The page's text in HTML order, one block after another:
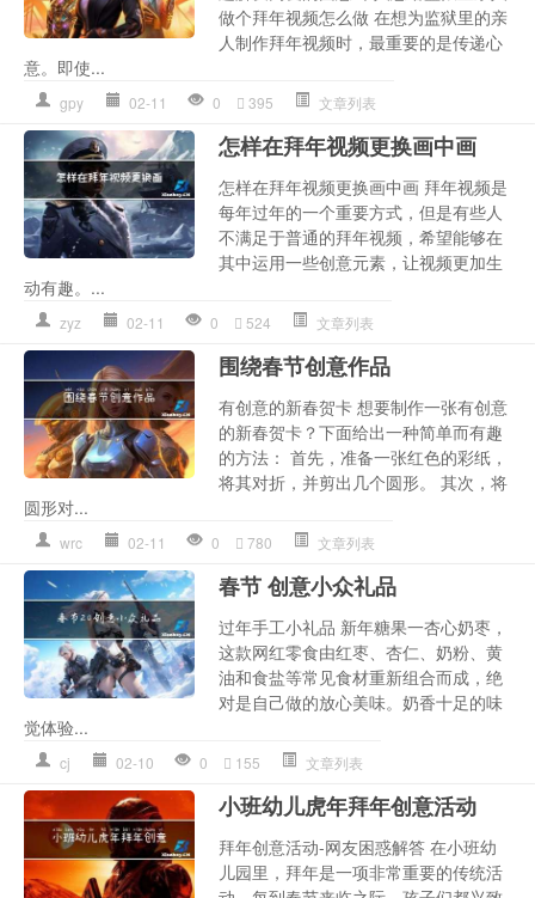
做个拜年视频怎么做 在想为监狱里的亲
人制作拜年视频时，最重要的是传递心
意。即使...
gpy 02-11 0 395 文章列表
怎样在拜年视频更换画中画
怎样在拜年视频更换画中画 拜年视频是
每年过年的一个重要方式，但是有些人
不满足于普通的拜年视频，希望能够在
其中运用一些创意元素，让视频更加生
动有趣。...
zyz 02-11 0 524 文章列表
围绕春节创意作品
有创意的新春贺卡 想要制作一张有创意
的新春贺卡？下面给出一种简单而有趣
的方法： 首先，准备一张红色的彩纸，
将其对折，并剪出几个圆形。 其次，将
圆形对...
wrc 02-11 0 780 文章列表
春节 创意小众礼品
过年手工小礼品 新年糖果一杏心奶枣，
这款网红零食由红枣、杏仁、奶粉、黄
油和食盐等常见食材重新组合而成，绝
对是自己做的放心美味。奶香十足的味
觉体验...
cj 02-10 0 155 文章列表
小班幼儿虎年拜年创意活动
拜年创意活动-网友困惑解答 在小班幼
儿园里，拜年是一项非常重要的传统活